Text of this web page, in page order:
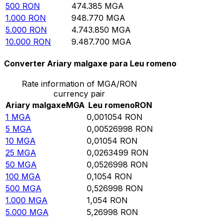
500 RON 474.385 MGA
1.000 RON 948.770 MGA
5.000 RON 4.743.850 MGA
10.000 RON 9.487.700 MGA
Converter Ariary malgaxe para Leu romeno
Rate information of MGA/RON
currency pair
Ariary malgaxeMGA Leu romenoRON
1 MGA 0,001054 RON
5 MGA 0,00526998 RON
10 MGA 0,01054 RON
25 MGA 0,0263499 RON
50 MGA 0,0526998 RON
100 MGA 0,1054 RON
500 MGA 0,526998 RON
1.000 MGA 1,054 RON
5.000 MGA 5,26998 RON